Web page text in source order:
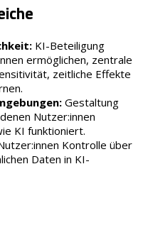
KI-Beteiligung
ermöglichen, zentrale
zeitliche Effekte
Gestaltung
Nutzer:innen
KI funktioniert.
Kontrolle über
Daten in KI-